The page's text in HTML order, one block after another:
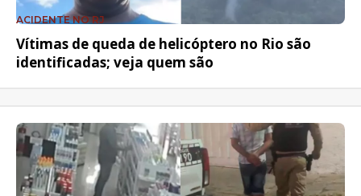
ACIDENTE NO RJ
Vítimas de queda de helicóptero no Rio são
identificadas; veja quem são